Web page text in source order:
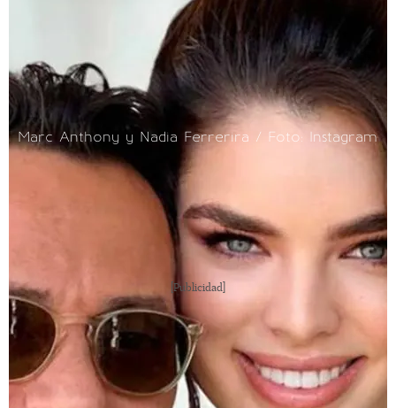
Marc Anthony y Nadia Ferrerira / Foto: Instagram
[Publicidad]